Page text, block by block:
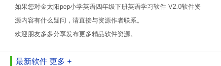
如果您对金太阳pep小学英语四年级下册英语学习软件 V2.0软件资
源内容有什么疑问，请直接与资源作者联系。
欢迎朋友多多分享发布更多精品软件资源。
最新软件 更多 +